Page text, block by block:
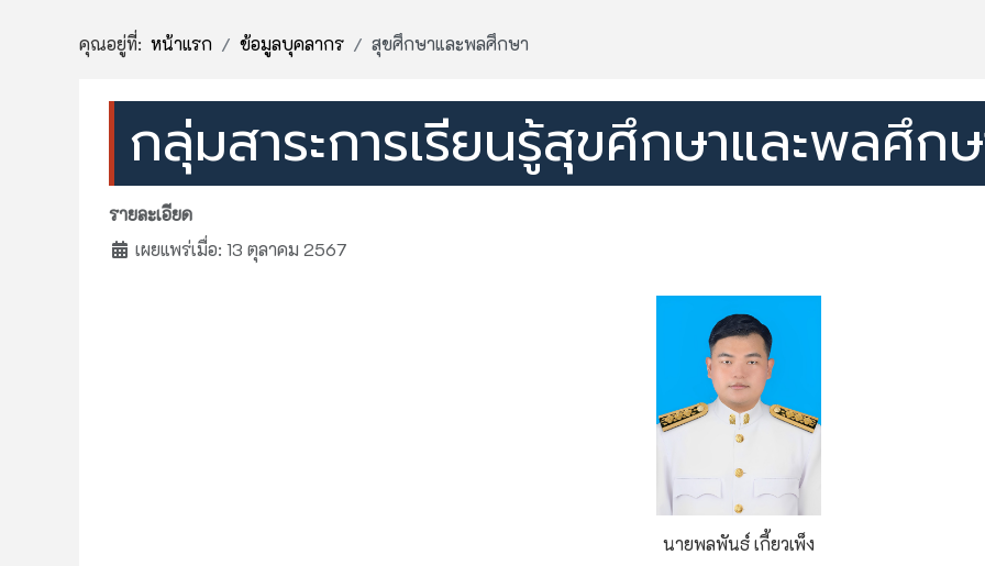
คุณอยู่ที่: หน้าแรก ข้อมูลบุคลากร สุขศึกษาและพลศึกษา
กลุ่มสาระการเรียนรู้สุขศึกษาและพลศึก
รายละเอียด
เผยแพร่เมื่อ: 13 ตุลาคม 2567
นายพลพันธ์ เกี้ยวเพ็ง